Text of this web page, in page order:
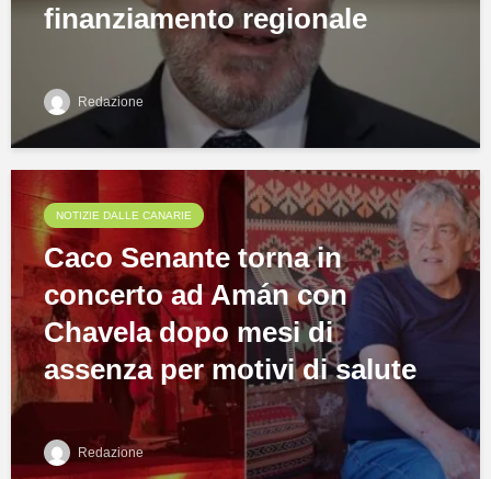
finanziamento regionale
Redazione
NOTIZIE DALLE CANARIE
Caco Senante torna in
concerto ad Amán con
Chavela dopo mesi di
assenza per motivi di salute
Redazione